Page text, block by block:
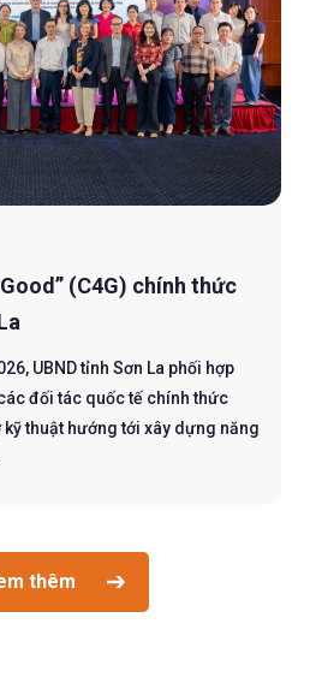
(C4G) chính thức
UBND tỉnh Sơn La phối hợp
đối tác quốc tế chính thức
thuật hướng tới xây dựng năng
thêm